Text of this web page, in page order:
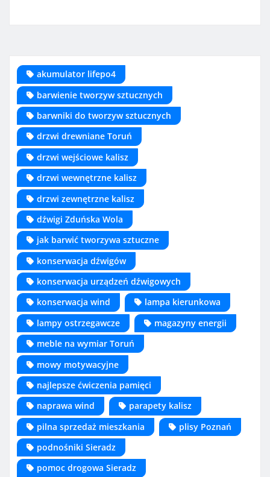
akumulator lifepo4
barwienie tworzyw sztucznych
barwniki do tworzyw sztucznych
drzwi drewniane Toruń
drzwi wejściowe kalisz
drzwi wewnętrzne kalisz
drzwi zewnętrzne kalisz
dźwigi Zduńska Wola
jak barwić tworzywa sztuczne
konserwacja dźwigów
konserwacja urządzeń dźwigowych
konserwacja wind
lampa kierunkowa
lampy ostrzegawcze
magazyny energii
meble na wymiar Toruń
mowy motywacyjne
najlepsze ćwiczenia pamięci
naprawa wind
parapety kalisz
pilna sprzedaż mieszkania
plisy Poznań
podnośniki Sieradz
pomoc drogowa Sieradz